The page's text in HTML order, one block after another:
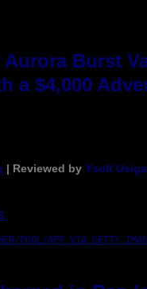
Aurora Burst
a $4,000
| Reviewed by Ysolt
POOL/AFP VIA GETTY